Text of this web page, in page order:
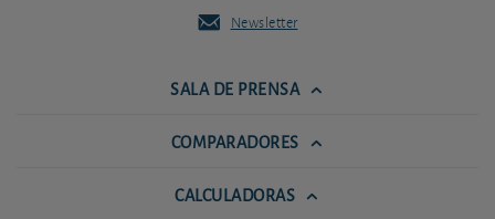
Newsletter
SALA DE PRENSA
COMPARADORES
CALCULADORAS